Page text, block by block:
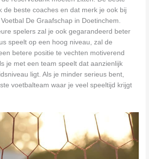
de beste coaches en dat merk je ook bij
De Graafschap in Doetinchem.
spelers zal je ook gegarandeerd beter
speelt op een hoog niveau, zal de
betere positie te vechten motiverend
je met een team speelt dat aanzienlijk
ligt. Als je minder serieus bent,
voetbalteam waar je veel speeltijd krijgt